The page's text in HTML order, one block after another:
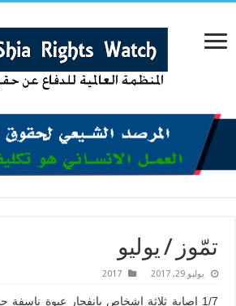
تمّوز / يوليو
يوليو 29, 2017 2017
1/7 إصابة ثلاثة اشخاص بانفجار عبوة ناسفة